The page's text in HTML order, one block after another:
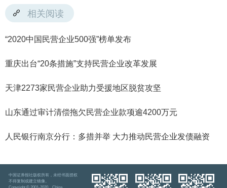
相关阅读
“2020中国民营企业500强”榜单发布
重庆出台“20条措施”支持民营企业改革发展
天津2273家民营企业助力受援地区脱贫攻坚
山东通过审计清偿拖欠民营企业款项逾4200万元
人民银行南京分行：多措并举 大力推动民营企业发债融资
中国证券报社版权所有，未经书面授权
不得复制或建立镜像。